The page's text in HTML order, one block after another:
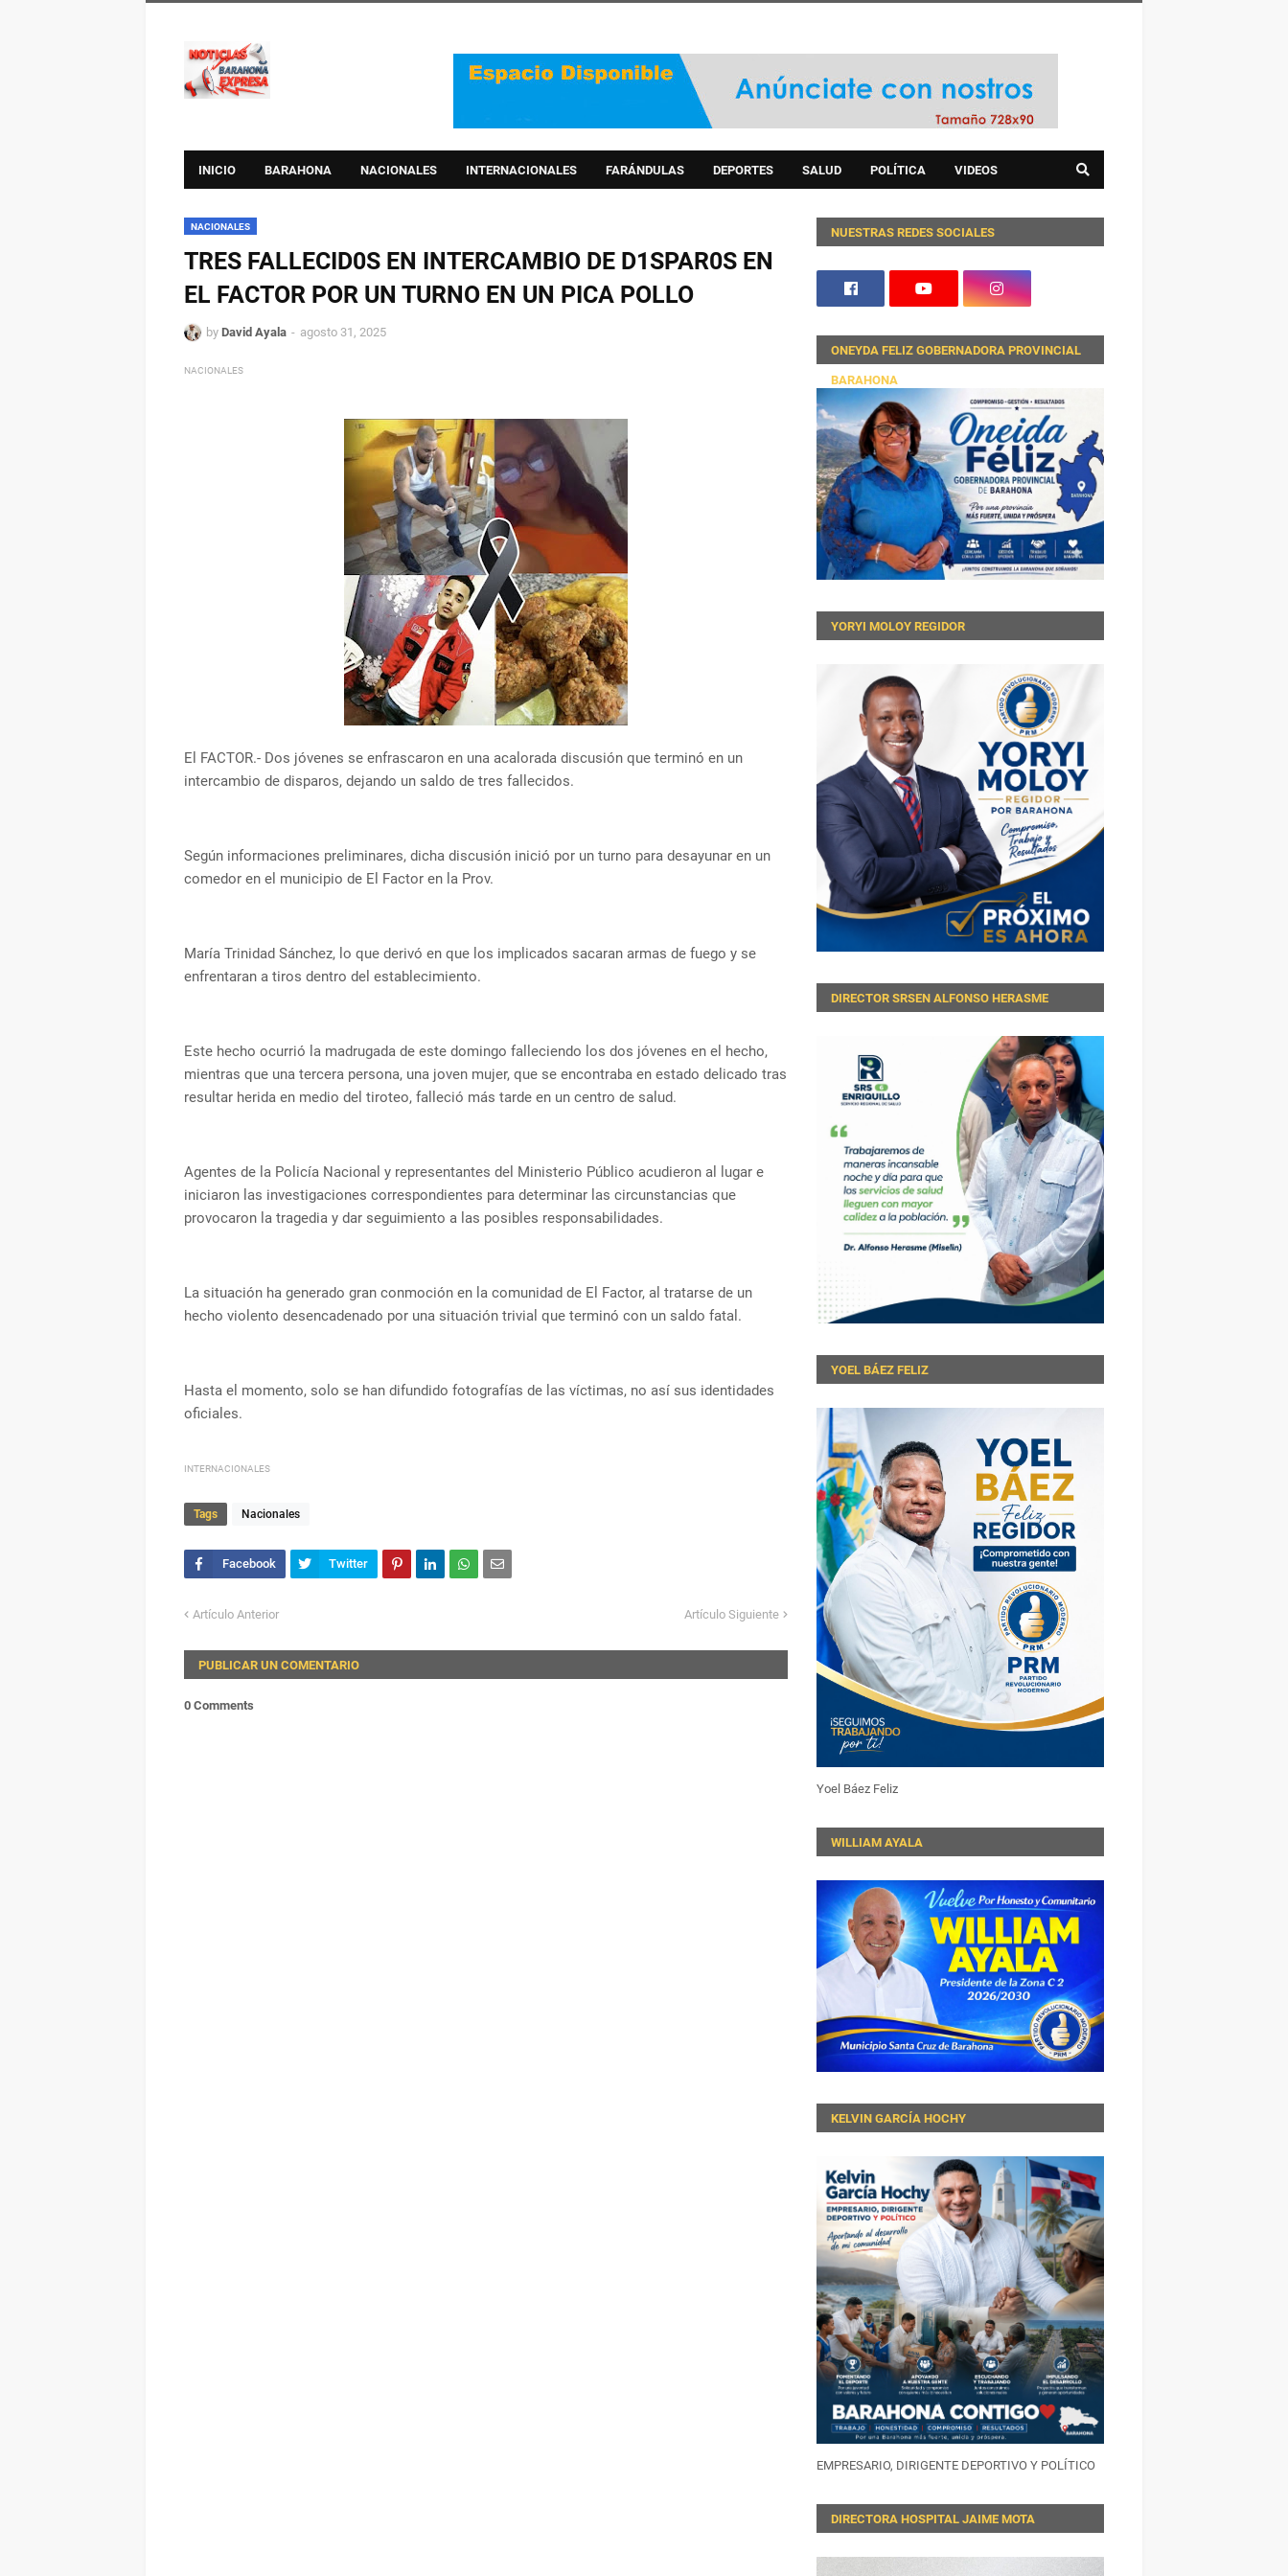
INICIO BARAHONA NACIONALES INTERNACIONALES FARÁNDULAS DEPORTES SALUD POLÍTICA VIDEOS
NACIONALES
TRES FALLECID0S EN INTERCAMBIO DE D1SPAR0S EN
EL FACTOR POR UN TURNO EN UN PICA POLLO
by David Ayala agosto 31, 2025
NACIONALES
El FACTOR.- Dos jóvenes se enfrascaron en una acalorada discusión que terminó en un
intercambio de disparos, dejando un saldo de tres fallecidos.
Según informaciones preliminares, dicha discusión inició por un turno para desayunar en un
comedor en el municipio de El Factor en la Prov.
María Trinidad Sánchez, lo que derivó en que los implicados sacaran armas de fuego y se
enfrentaran a tiros dentro del establecimiento.
Este hecho ocurrió la madrugada de este domingo falleciendo los dos jóvenes en el hecho,
mientras que una tercera persona, una joven mujer, que se encontraba en estado delicado tras
resultar herida en medio del tiroteo, falleció más tarde en un centro de salud.
Agentes de la Policía Nacional y representantes del Ministerio Público acudieron al lugar e
iniciaron las investigaciones correspondientes para determinar las circunstancias que
provocaron la tragedia y dar seguimiento a las posibles responsabilidades.
La situación ha generado gran conmoción en la comunidad de El Factor, al tratarse de un
hecho violento desencadenado por una situación trivial que terminó con un saldo fatal.
Hasta el momento, solo se han difundido fotografías de las víctimas, no así sus identidades
oficiales.
INTERNACIONALES
Tags Nacionales
Artículo Anterior Artículo Siguiente
PUBLICAR UN COMENTARIO
0 Comments
NUESTRAS REDES SOCIALES
ONEYDA FELIZ GOBERNADORA PROVINCIAL
BARAHONA
YORYI MOLOY REGIDOR
DIRECTOR SRSEN ALFONSO HERASME
YOEL BÁEZ FELIZ
Yoel Báez Feliz
WILLIAM AYALA
KELVIN GARCÍA HOCHY
EMPRESARIO, DIRIGENTE DEPORTIVO Y POLÍTICO
DIRECTORA HOSPITAL JAIME MOTA